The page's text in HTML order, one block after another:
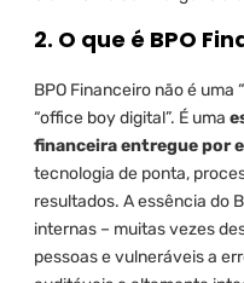
2. O que é BPO
BPO Financeiro não é
“office boy digital”. É uma
financeira entregue por
tecnologia de ponta,
resultados. A essência do
internas – muitas vezes
pessoas e vulneráveis a